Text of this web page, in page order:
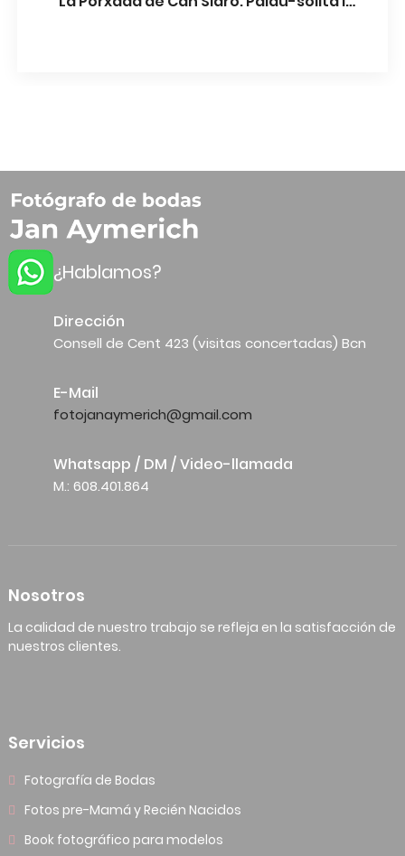
¿Hablamos?
Dirección
Consell de Cent 423 (visitas concertadas) Bcn
E-Mail
fotojanaymerich@gmail.com
Whatsapp / DM / Video-llamada
M.: 608.401.864
Nosotros
La calidad de nuestro trabajo se refleja en la satisfacción de
nuestros clientes.
Servicios
Fotografía de Bodas
Fotos pre-Mamá y Recién Nacidos
Book fotográfico para modelos